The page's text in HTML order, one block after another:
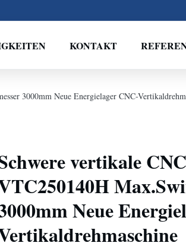
KONTAKT
3000mm Neue Energielager CNC-
vertikale
Neue